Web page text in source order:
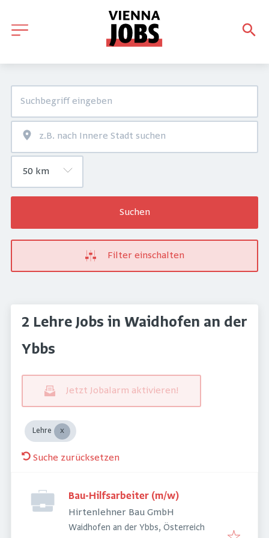
Suchen
Filter einschalten
2 Lehre Jobs in Waidhofen an der
Ybbs
Jetzt Jobalarm aktivieren!
Lehre
Suche zurücksetzen
Bau-Hilfsarbeiter (m/w)
Hirtenlehner Bau GmbH
Waidhofen an der Ybbs, Österreich